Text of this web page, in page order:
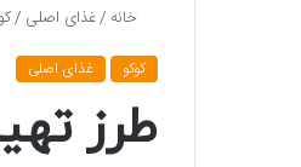
خانه /غذای اصلی /
کوکو غذای اصلی
طرز